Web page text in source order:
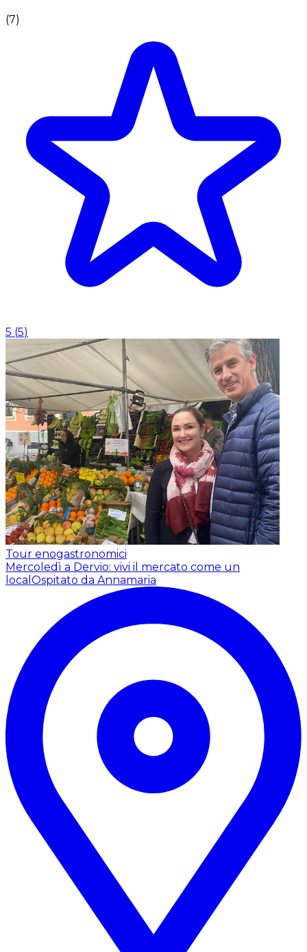
(7)
5 (5)
Tour enogastronomici
Mercoledì a Dervio: vivi il mercato come un
local Ospitato da Annamaria